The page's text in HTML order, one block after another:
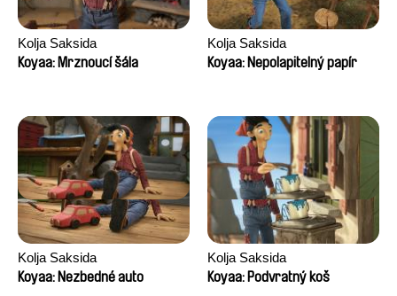
Kolja Saksida
Koyaa: Mrznoucí šála
Kolja Saksida
Koyaa: Nepolapitelný papír
Kolja Saksida
Koyaa: Nezbedné auto
Kolja Saksida
Koyaa: Podvratný koš